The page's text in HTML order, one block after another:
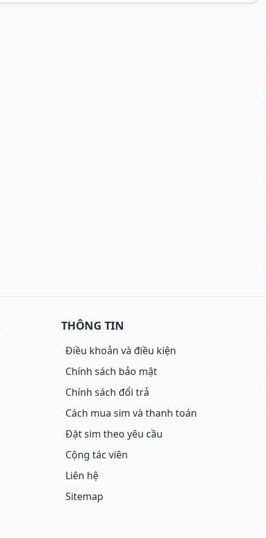
THÔNG TIN
Điều khoản và điều kiện
Chính sách bảo mật
Chính sách đổi trả
Cách mua sim và thanh toán
Đặt sim theo yêu cầu
Cộng tác viên
Liên hệ
Sitemap